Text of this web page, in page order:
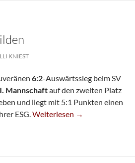
KNIEST
6:2-Auswärtssieg beim SV
Mannschaftauf den zweiten Platz
und liegt mit 5:1 Punkten einen
ESG.Dritte Siegt In Hilden
Weiterlesen →